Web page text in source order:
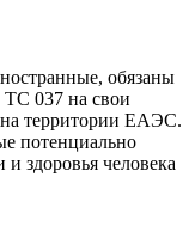
обязаны
ТС 037 на свои
территории ЕАЭС.
потенциально
и здоровья человека